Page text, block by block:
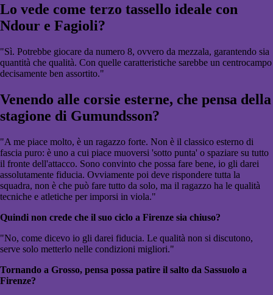
Lo vede come terzo tassello ideale con
Ndour e Fagioli?
"Sì. Potrebbe giocare da numero 8, ovvero da mezzala, garantendo sia
quantità che qualità. Con quelle caratteristiche sarebbe un centrocampo
decisamente ben assortito."
Venendo alle corsie esterne, che pensa della
stagione di Gumundsson?
"A me piace molto, è un ragazzo forte. Non è il classico esterno di
fascia puro: è uno a cui piace muoversi 'sotto punta' o spaziare su tutto
il fronte dell'attacco. Sono convinto che possa fare bene, io gli darei
assolutamente fiducia. Ovviamente poi deve rispondere tutta la
squadra, non è che può fare tutto da solo, ma il ragazzo ha le qualità
tecniche e atletiche per imporsi in viola."
Quindi non crede che il suo ciclo a Firenze sia chiuso?
"No, come dicevo io gli darei fiducia. Le qualità non si discutono,
serve solo metterlo nelle condizioni migliori."
Tornando a Grosso, pensa possa patire il salto da Sassuolo a
Firenze?